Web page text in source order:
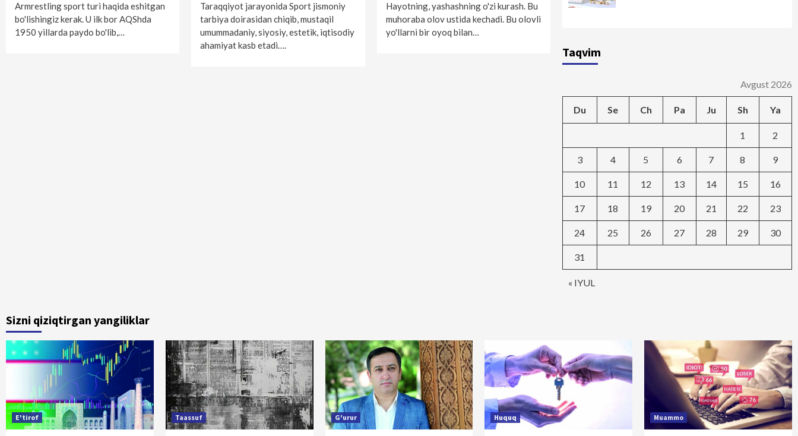
Armrestling sport turi haqida eshitgan
bo'lishingiz kerak. U ilk bor AQShda
1950 yillarda paydo bo'lib,…
Taraqqiyot jarayonida Sport jismoniy
tarbiya doirasidan chiqib, mustaqil
umummadaniy, siyosiy, estetik, iqtisodiy
ahamiyat kasb etadi….
Hayotning, yashashning o'zi kurash. Bu
muhoraba olov ustida kechadi. Bu olovli
yo'llarni bir oyoq bilan…
Taqvim
Avgust 2026
Du Se Ch Pa Ju Sh Ya
« IYUL
1 2
3 4 5 6 7 8 9
10 11 12 13 14 15 16
17 18 19 20 21 22 23
24 25 26 27 28 29 30
31
Sizni qiziqtirgan yangiliklar
E'tirof Taassuf G'urur Huquq Muammo